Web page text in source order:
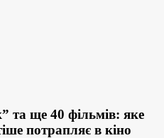
та ще 40 фільмів: яке
потрапляє в кіно